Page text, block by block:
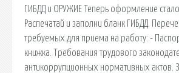
ГИБДД и ОРУЖИЕ Теперь оформление
Распечатай и заполни бланк ГИБДД.
требуемых для приема на работу: -
книжка. Требования трудового
антикоррупционных нормативных актов.